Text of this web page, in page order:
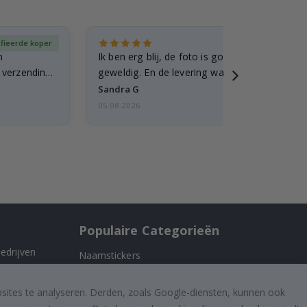
koper
Ik ben erg blij, de foto is goed gelukt en de
geweldig. En de levering was snel.
Sandra G
05.08.2026
Populaire Categorieën
Naamstickers
Tegelstickers
te analyseren. Derden, zoals Google-diensten, kunnen ook